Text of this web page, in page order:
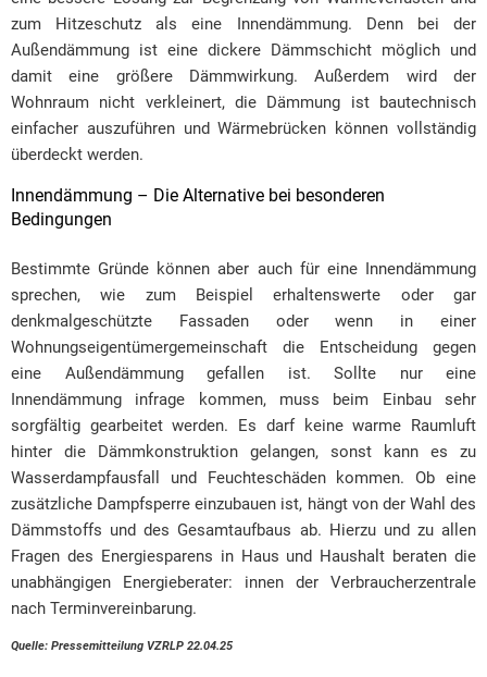
zum Hitzeschutz als eine Innendämmung. Denn bei der
Außendämmung ist eine dickere Dämmschicht möglich und
damit eine größere Dämmwirkung. Außerdem wird der
Wohnraum nicht verkleinert, die Dämmung ist bautechnisch
einfacher auszuführen und Wärmebrücken können vollständig
überdeckt werden.
Innendämmung – Die Alternative bei besonderen
Bedingungen
Bestimmte Gründe können aber auch für eine Innendämmung
sprechen, wie zum Beispiel erhaltenswerte oder gar
denkmalgeschützte Fassaden oder wenn in einer
Wohnungseigentümergemeinschaft die Entscheidung gegen
eine Außendämmung gefallen ist. Sollte nur eine
Innendämmung infrage kommen, muss beim Einbau sehr
sorgfältig gearbeitet werden. Es darf keine warme Raumluft
hinter die Dämmkonstruktion gelangen, sonst kann es zu
Wasserdampfausfall und Feuchteschäden kommen. Ob eine
zusätzliche Dampfsperre einzubauen ist, hängt von der Wahl des
Dämmstoffs und des Gesamtaufbaus ab. Hierzu und zu allen
Fragen des Energiesparens in Haus und Haushalt beraten die
unabhängigen Energieberater: innen der Verbraucherzentrale
nach Terminvereinbarung.
Quelle: Pressemitteilung VZRLP 22.04.25